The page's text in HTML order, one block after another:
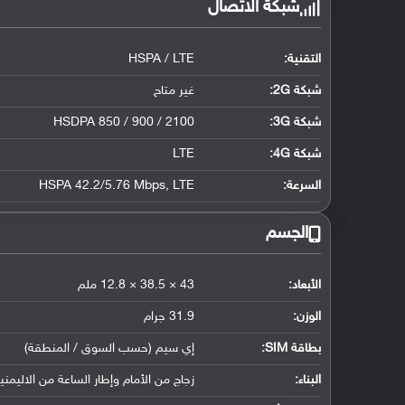
شبكة الاتصال
التقنية: HSPA / LTE
شبكة 2G: غير متاح
شبكة 3G :
HSDPA 850 / 900 / 2100
شبكة 4G :
LTE
السرعة: HSPA 42.2/5.76 Mbps, LTE
الجسم
الأبعاد: 43 × 38.5 × 12.8 ملم
الوزن: 31.9 جرام
بطاقة SIM: إي سيم (حسب السوق / المنطقة)
البناء: زجاج من الأمام وإطار الساعة من